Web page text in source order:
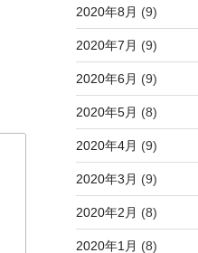
2020年8月 (9)
2020年7月 (9)
2020年6月 (9)
2020年5月 (8)
2020年4月 (9)
2020年3月 (9)
2020年2月 (8)
2020年1月 (8)